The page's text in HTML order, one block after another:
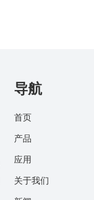
导航
首页
产品
应用
关于我们